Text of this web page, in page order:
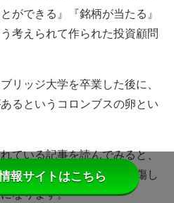
ができる』『銘柄が当たる』
考えられて作られた投資顧問
リッジ大学を卒業した後に、
るというコロンブスの卵とい
ている記事を読んでみると、
』『犯罪者』等、誹謗中傷し
なります。
報サイトはこちら